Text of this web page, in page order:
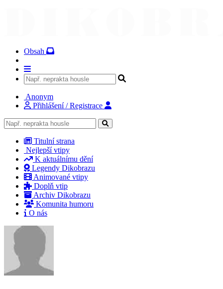
Obsah
Anonym
Přihlášení / Registrace
Titulní strana
Nejlepší vtipy
K aktuálnímu dění
Legendy Dikobrazu
Animované vtipy
Doplň vtip
Archiv Dikobrazu
Komunita humoru
O nás